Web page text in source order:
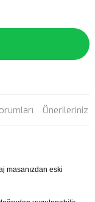
Önerileriniz
masanızdan eski